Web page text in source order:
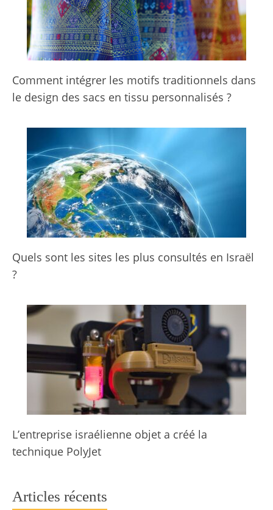
Comment intégrer les motifs traditionnels dans
le design des sacs en tissu personnalisés ?
Quels sont les sites les plus consultés en Israël
?
L’entreprise israélienne objet a créé la
technique PolyJet
Articles récents